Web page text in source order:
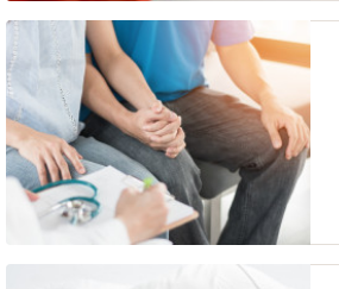
Voir
Conseil
génétique